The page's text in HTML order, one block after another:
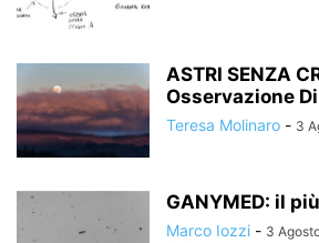
ASTRI SENZA
Osservazione
Teresa Molinaro - 3
GANYMED: il
Marco Iozzi - 3